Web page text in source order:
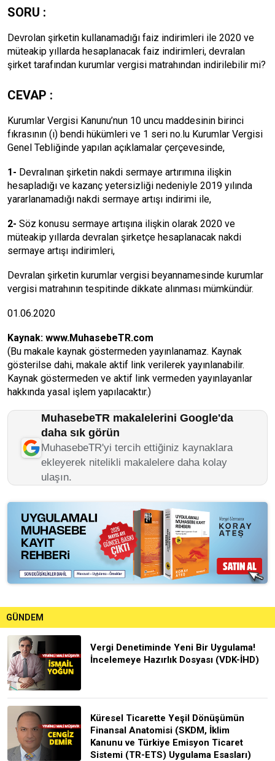
SORU :
Devrolan şirketin kullanamadığı faiz indirimleri ile 2020 ve
müteakip yıllarda hesaplanacak faiz indirimleri, devralan
şirket tarafından kurumlar vergisi matrahından indirilebilir mi?
CEVAP :
Kurumlar Vergisi Kanunu’nun 10 uncu maddesinin birinci
fıkrasının (ı) bendi hükümleri ve 1 seri no.lu Kurumlar Vergisi
Genel Tebliğinde yapılan açıklamalar çerçevesinde,
1- Devralınan şirketin nakdi sermaye artırımına ilişkin
hesapladığı ve kazanç yetersizliği nedeniyle 2019 yılında
yararlanamadığı nakdi sermaye artışı indirimi ile,
2- Söz konusu sermaye artışına ilişkin olarak 2020 ve
müteakip yıllarda devralan şirketçe hesaplanacak nakdi
sermaye artışı indirimleri,
Devralan şirketin kurumlar vergisi beyannamesinde kurumlar
vergisi matrahının tespitinde dikkate alınması mümkündür.
01.06.2020
Kaynak: www.MuhasebeTR.com
(Bu makale kaynak göstermeden yayınlanamaz. Kaynak
gösterilse dahi, makale aktif link verilerek yayınlanabilir.
Kaynak göstermeden ve aktif link vermeden yayınlayanlar
hakkında yasal işlem yapılacaktır.)
MuhasebeTR makalelerini Google'da
daha sık görün
MuhasebeTR'yi tercih ettiğiniz kaynaklara
ekleyerek nitelikli makalelere daha kolay
ulaşın.
GÜNDEM
Vergi Denetiminde Yeni Bir Uygulama!
İncelemeye Hazırlık Dosyası (VDK-İHD)
Küresel Ticarette Yeşil Dönüşümün
Finansal Anatomisi (SKDM, İklim
Kanunu ve Türkiye Emisyon Ticaret
Sistemi (TR-ETS) Uygulama Esasları)